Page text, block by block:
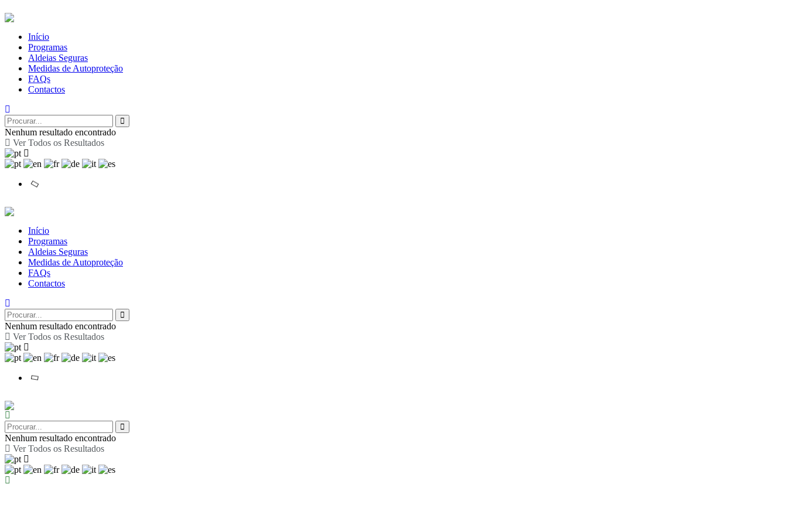
Início
Programas
Aldeias Seguras
Medidas de Autoproteção
FAQs
Contactos
Nenhum resultado encontrado
Ver Todos os Resultados
Início
Programas
Aldeias Seguras
Medidas de Autoproteção
FAQs
Contactos
Nenhum resultado encontrado
Ver Todos os Resultados
Nenhum resultado encontrado
Ver Todos os Resultados